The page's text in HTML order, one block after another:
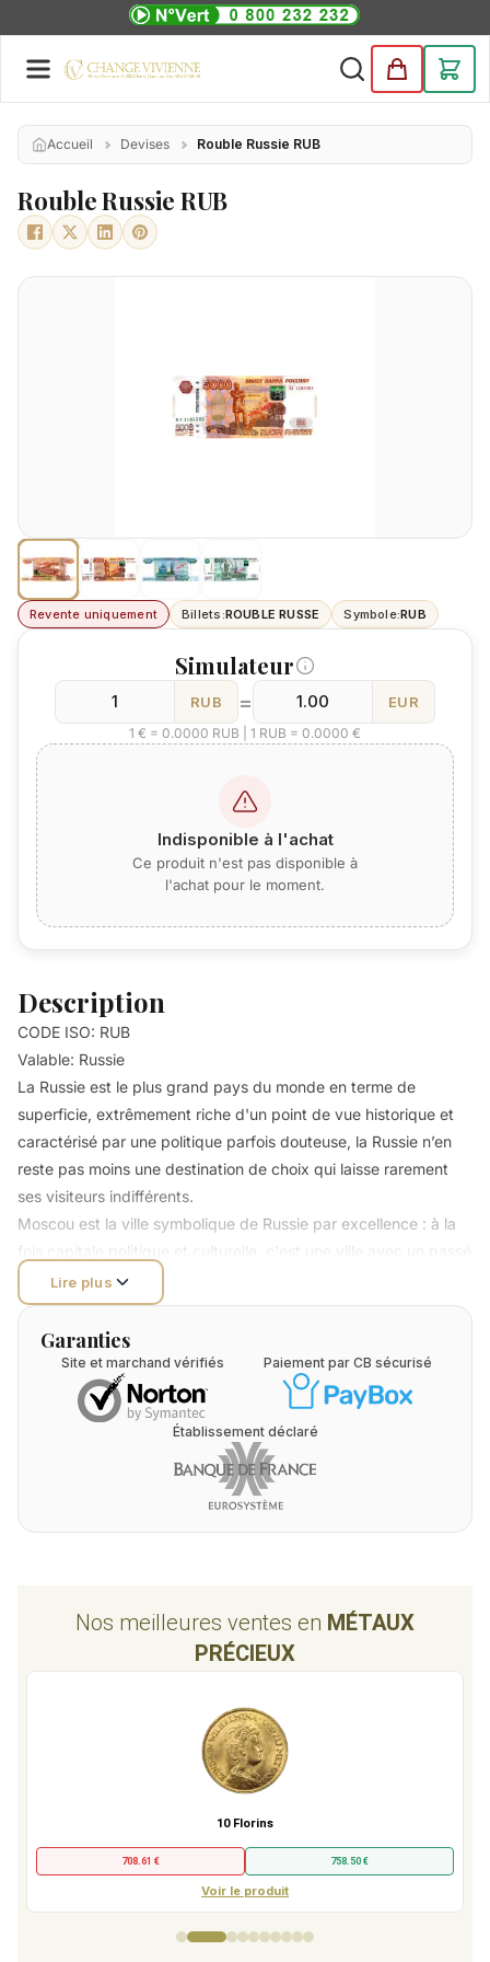
Accueil Devises Rouble Russie RUB
Rouble Russie RUB
Revente uniquement Billets:ROUBLE RUSSE Symbole:RUB
Simulateur
RUB = EUR
1 € = 0.0000 RUB | 1 RUB = 0.0000 €
Indisponible à l'achat
Ce produit n'est pas disponible à
l'achat pour le moment.
Description
CODE ISO: RUB
Valable: Russie
La Russie est le plus grand pays du monde en terme de
superficie, extrêmement riche d'un point de vue historique et
caractérisé par une politique parfois douteuse, la Russie n’en
reste pas moins une destination de choix qui laisse rarement
ses visiteurs indifférents.
Moscou est la ville symbolique de Russie par excellence : à la
fois capitale politique et culturelle, c'est une ville avec un passé
hors du commun renfermant des lieux devenus aujourd'hui
mythiques tels que la Place Rouge et le Kremlin ou encore le
musée Maïakovski. Saint-Pétersbourg est considérée comme la
deuxième destination incontournable après Moscou. La ville
regorge de musées dont celui de l'Ermitage mais aussi de
palais et de cathédrales remontant à l’époque des Tsars voire
avant. D’autres lieux légendaires ne demandent qu‘à être
découverts comme la forteresse Pierre et Paul ou la
fois plus important que les tarifs pratiqués dans le reste du
pays dont Saint-Pétersbourg. A l'hôtel, comptez au moins 70
euros, soit 4 600 Roubles pour une chambre double à Saint-
200 euros soit 13 000 Roubles. Une alternative intéressante à
l'hôtel est la location d'appartements, une solution de plus en
plus répandue à Moscou. Il s'agit souvent de studios offrant de
bonnes prestations en termes de qualité et de confort,
accessibles à partir de 60 euros la nuit soit 4 000 Roubles. En
contrepartie, la nourriture et les restaurants sont beaucoup plus
abordables (comptez 15 euros par repas, soit 1 000 Roubles),
Lire plus
Garanties
Site et marchand vérifiés Paiement par CB sécurisé
Établissement déclaré
Nos meilleures ventes en MÉTAUX
PRÉCIEUX
10 Florins
708.61 € 758.50 €
Voir le produit